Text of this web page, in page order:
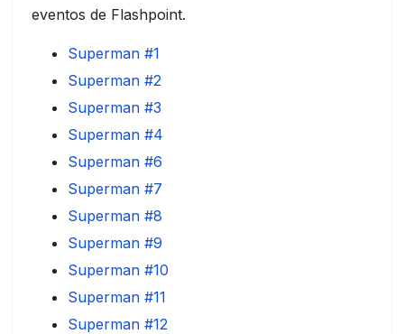
eventos de Flashpoint.
Superman #1
Superman #2
Superman #3
Superman #4
Superman #6
Superman #7
Superman #8
Superman #9
Superman #10
Superman #11
Superman #12